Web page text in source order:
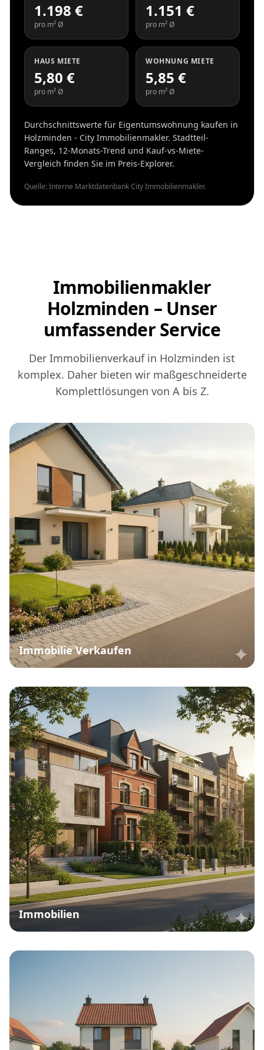
1.198 €
pro m² Ø
1.151 €
pro m² Ø
HAUS MIETE
5,80 €
pro m² Ø
WOHNUNG MIETE
5,85 €
pro m² Ø
Durchschnittswerte für Eigentumswohnung kaufen in
Holzminden - City Immobilienmakler. Stadtteil-
Ranges, 12-Monats-Trend und Kauf-vs-Miete-
Vergleich finden Sie im Preis-Explorer.
Quelle: Interne Marktdatenbank City Immobilienmakler.
Immobilienmakler
Holzminden – Unser
umfassender Service
Der Immobilienverkauf in Holzminden ist
komplex. Daher bieten wir maßgeschneiderte
Komplettlösungen von A bis Z.
Immobilie Verkaufen
Immobilien